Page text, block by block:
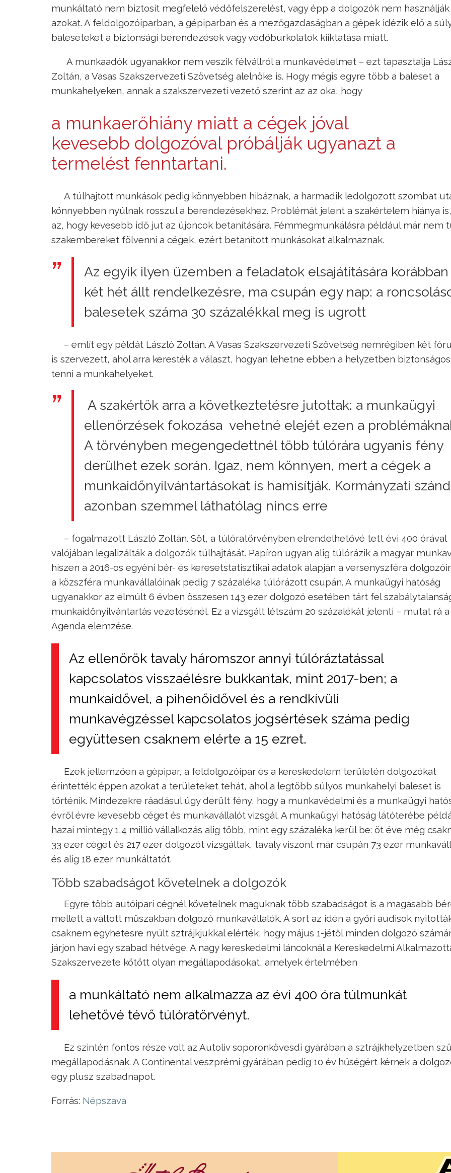
munkáltató nem biztosít megfelelő védőfelszerelést, vagy épp a dolgozók nem használják
azokat. A feldolgozóiparban, a gépiparban és a mezőgazdaságban a gépek idézik elő a
baleseteket a biztonsági berendezések vagy védőburkolatok kiiktatása miatt.
A munkaadók ugyanakkor nem veszik félvállról a munkavédelmet – ezt tapasztalja
Zoltán, a Vasas Szakszervezeti Szövetség alelnöke is. Hogy mégis egyre több a baleset a
munkahelyeken, annak a szakszervezeti vezető szerint az az oka, hogy
a munkaerőhiány miatt a cégek jóval
kevesebb dolgozóval próbálják ugyanazt a
termelést fenntartani.
A túlhajtott munkások pedig könnyebben hibáznak, a harmadik ledolgozott szombat
könnyebben nyúlnak rosszul a berendezésekhez. Problémát jelent a szakértelem hiánya
az, hogy kevesebb idő jut az újoncok betanítására. Fémmegmunkálásra például már nem
szakembereket fölvenni a cégek, ezért betanított munkásokat alkalmaznak.
Az egyik ilyen üzemben a feladatok elsajátítására korábban
két hét állt rendelkezésre, ma csupán egy nap: a
balesetek száma 30 százalékkal meg is ugrott
– említ egy példát László Zoltán. A Vasas Szakszervezeti Szövetség nemrégiben két
is szervezett, ahol arra keresték a választ, hogyan lehetne ebben a helyzetben
tenni a munkahelyeket.
A szakértők arra a következtetésre jutottak: a munkaügyi
ellenőrzések fokozása vehetné elejét ezen a
A törvényben megengedettnél több túlórára ugyanis fény
derülhet ezek során. Igaz, nem könnyen, mert a cégek a
munkaidőnyilvántartásokat is hamisítják. Kormányzati
azonban szemmel láthatólag nincs erre
– fogalmazott László Zoltán. Sőt, a túlóratörvényben elrendelhetővé tett évi 400 órával
valójában legalizálták a dolgozók túlhajtását. Papíron ugyan alig túlórázik a magyar
hiszen a 2016-os egyéni bér- és keresetstatisztikai adatok alapján a versenyszféra
a közszféra munkavállalóinak pedig 7 százaléka túlórázott csupán. A munkaügyi hatóság
ugyanakkor az elmúlt 6 évben összesen 143 ezer dolgozó esetében tárt fel
munkaidőnyilvántartás vezetésénél. Ez a vizsgált létszám 20 százalékát jelenti – mutat rá
Agenda elemzése.
Az ellenőrök tavaly háromszor annyi túlóráztatással
kapcsolatos visszaélésre bukkantak, mint 2017-ben; a
munkaidővel, a pihenőidővel és a rendkívüli
munkavégzéssel kapcsolatos jogsértések száma pedig
együttesen csaknem elérte a 15 ezret.
Ezek jellemzően a gépipar, a feldolgozóipar és a kereskedelem területén dolgozókat
érintették: éppen azokat a területeket tehát, ahol a legtöbb súlyos munkahelyi baleset is
történik. Mindezekre ráadásul úgy derült fény, hogy a munkavédelmi és a munkaügyi
évről évre kevesebb céget és munkavállalót vizsgál. A munkaügyi hatóság látóterébe
hazai mintegy 1,4 millió vállalkozás alig több, mint egy százaléka kerül be: öt éve még
33 ezer céget és 217 ezer dolgozót vizsgáltak, tavaly viszont már csupán 73 ezer
és alig 18 ezer munkáltatót.
Több szabadságot követelnek a dolgozók
Egyre több autóipari cégnél követelnek maguknak több szabadságot is a magasabb
mellett a váltott műszakban dolgozó munkavállalók. A sort az idén a győri audisok
csaknem egyhetesre nyúlt sztrájkjukkal elérték, hogy május 1-jétől minden dolgozó
járjon havi egy szabad hétvége. A nagy kereskedelmi láncoknál a Kereskedelmi
Szakszervezete kötött olyan megállapodásokat, amelyek értelmében
a munkáltató nem alkalmazza az évi 400 óra túlmunkát
lehetővé tévő túlóratörvényt.
Ez szintén fontos része volt az Autoliv soporonkövesdi gyárában a sztrájkhelyzetben
megállapodásnak. A Continental veszprémi gyárában pedig 10 év hűségért kérnek a
egy plusz szabadnapot.
Forrás: Népszava